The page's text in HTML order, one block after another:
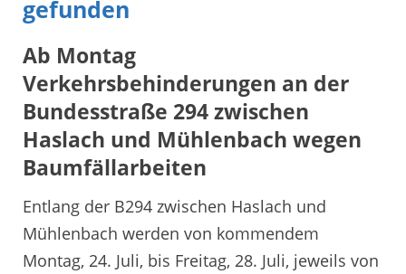
gefunden
Ab Montag
Verkehrsbehinderungen an der
Bundesstraße 294 zwischen
Haslach und Mühlenbach wegen
Baumfällarbeiten
Entlang der B294 zwischen Haslach und
Mühlenbach werden von kommendem
Montag, 24. Juli, bis Freitag, 28. Juli, jeweils von